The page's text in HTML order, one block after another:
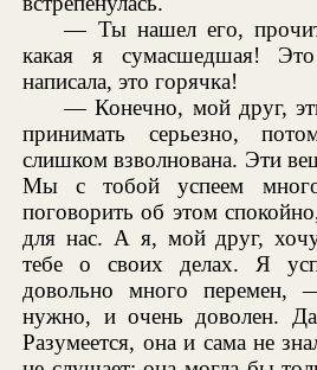
— Ты нашел его,
какая я сумасшедшая!
написала, это горячка!
— Конечно, мой друг,
принимать серьезно,
слишком взволнована. Эти
Мы с тобой успеем
поговорить об этом
для нас. А я, мой друг, хочу
тебе о своих делах. Я
довольно много перемен,
нужно, и очень доволен.
Разумеется, она и сама не